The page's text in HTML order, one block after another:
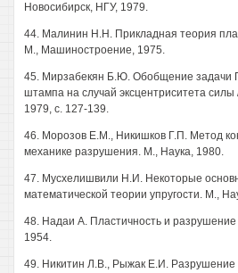
Новосибирск, НГУ, 1979.
44. Малинин H.H. Прикладная теория
М., Машиностроение, 1975.
45. Мирзабекян Б.Ю. Обобщение задачи
штампа на случай эксцентриситета
1979, с. 127-139.
46. Морозов Е.М., Никишков Г.П. Метод
механике разрушения. М., Наука, 1980.
47. Мусхелишвили Н.И. Некоторые
математической теории упругости. М.,
48. Надаи А. Пластичность и
1954.
49. Никитин Л.В., Рыжак Е.И. Разрушение